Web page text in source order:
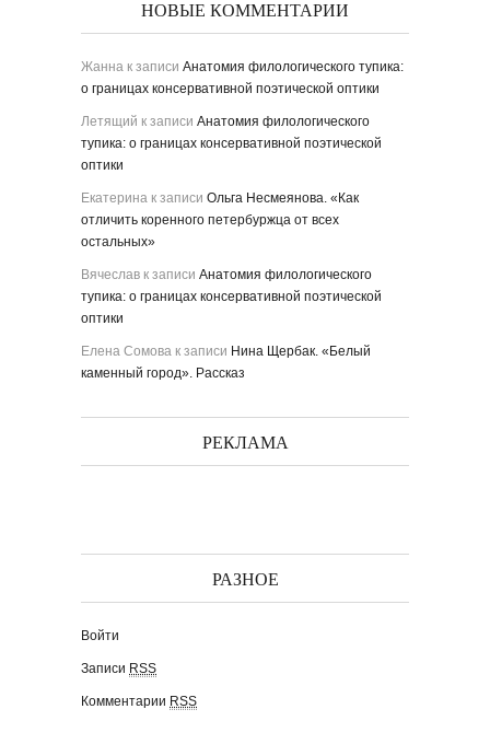
НОВЫЕ КОММЕНТАРИИ
Жанна к записи Анатомия филологического тупика:
о границах консервативной поэтической оптики
Летящий к записи Анатомия филологического
тупика: о границах консервативной поэтической
оптики
Екатерина к записи Ольга Несмеянова. «Как
отличить коренного петербуржца от всех
остальных»
Вячеслав к записи Анатомия филологического
тупика: о границах консервативной поэтической
оптики
Елена Сомова к записи Нина Щербак. «Белый
каменный город». Рассказ
РЕКЛАМА
РАЗНОЕ
Войти
Записи RSS
Комментарии RSS